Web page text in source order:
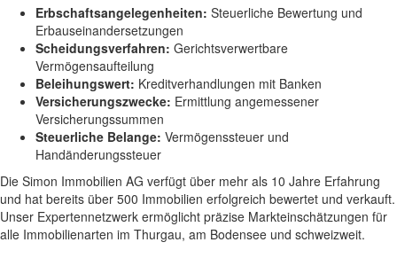
Erbschaftsangelegenheiten: Steuerliche Bewertung und
Erbauseinandersetzungen
Scheidungsverfahren: Gerichtsverwertbare
Vermögensaufteilung
Beleihungswert: Kreditverhandlungen mit Banken
Versicherungszwecke: Ermittlung angemessener
Versicherungssummen
Steuerliche Belange: Vermögenssteuer und
Handänderungssteuer
Die Simon Immobilien AG verfügt über mehr als 10 Jahre Erfahrung
und hat bereits über 500 Immobilien erfolgreich bewertet und verkauft.
Unser Expertennetzwerk ermöglicht präzise Markteinschätzungen für
alle Immobilienarten im Thurgau, am Bodensee und schweizweit.